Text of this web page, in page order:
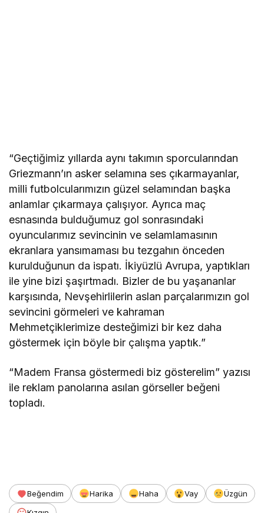
“Geçtiğimiz yıllarda aynı takımın sporcularından
Griezmann’ın asker selamına ses çıkarmayanlar,
milli futbolcularımızın güzel selamından başka
anlamlar çıkarmaya çalışıyor. Ayrıca maç
esnasında bulduğumuz gol sonrasındaki
oyuncularımız sevincinin ve selamlamasının
ekranlara yansımaması bu tezgahın önceden
kurulduğunun da ispatı. İkiyüzlü Avrupa, yaptıkları
ile yine bizi şaşırtmadı. Bizler de bu yaşananlar
karşısında, Nevşehirlilerin aslan parçalarımızın gol
sevincini görmeleri ve kahraman
Mehmetçiklerimize desteğimizi bir kez daha
göstermek için böyle bir çalışma yaptık.”
“Madem Fransa göstermedi biz gösterelim” yazısı
ile reklam panolarına asılan görseller beğeni
topladı.
Beğendim Harika Haha Vay
Üzgün